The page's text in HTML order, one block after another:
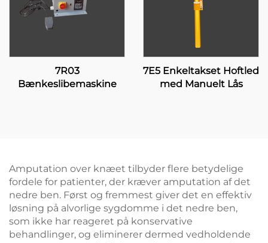
7R03
Bænkeslibemaskine
7E5 Enkeltakset Hoftled
med Manuelt Lås
Amputation over knæet tilbyder flere betydelige
fordele for patienter, der kræver amputation af det
nedre ben. Først og fremmest giver det en effektiv
løsning på alvorlige sygdomme i det nedre ben,
som ikke har reageret på konservative
behandlinger, og eliminerer dermed vedholdende